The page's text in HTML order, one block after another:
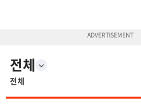
전체
전체